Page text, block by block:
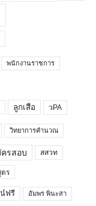
พนักงานราชการ
ลูกเสือ วPA
วิทยาการคำนวณ
รสอบ สสวท
ร
ฟรี อัมพร พินะสา